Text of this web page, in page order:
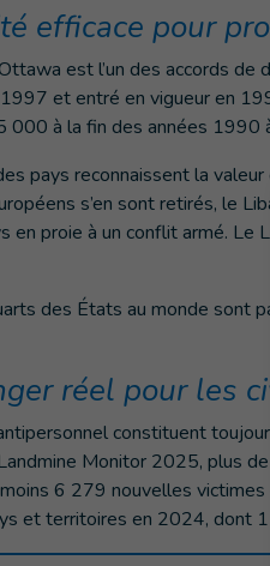
efficace pour
est l’un des accords
et entré en vigueur en
000 à la fin des années 1990
pays reconnaissent la
s’en sont retirés, le
en proie à un conflit armé. Le
des États au monde sont
réel pour les
constituent
Monitor 2025, plus
6 279 nouvelles
et territoires en 2024, dont